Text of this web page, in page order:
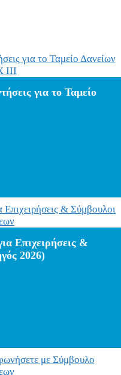
για το Ταμείο
Επιχειρήσεις &
2026)